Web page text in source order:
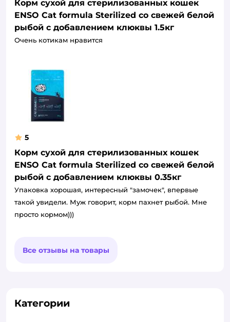
Корм сухой для стерилизованных кошек
ENSO Cat formula Sterilized со свежей белой
рыбой с добавлением клюквы 1.5кг
Очень котикам нравится
5
Корм сухой для стерилизованных кошек
ENSO Cat formula Sterilized со свежей белой
рыбой с добавлением клюквы 0.35кг
Упаковка хорошая, интересный "замочек", впервые
такой увидели. Муж говорит, корм пахнет рыбой. Мне
просто кормом)))
Все отзывы на товары
Категории